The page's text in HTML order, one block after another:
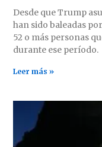
Desde que Trump
han sido baleadas
52 o más personas
durante ese período.
Leer más »